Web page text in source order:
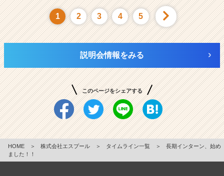
1 2 3 4 5
説明会情報をみる
このページをシェアする
HOME ＞ 株式会社エスプール ＞ タイムライン一覧 ＞
長期インターン、始め
ました！！